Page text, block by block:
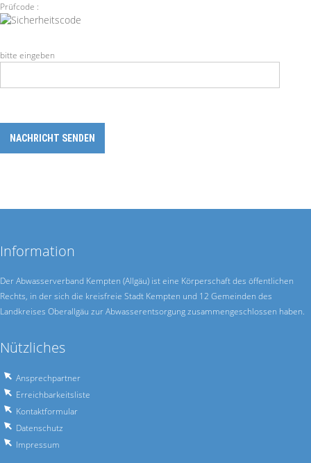
Prüfcode :
bitte eingeben
Information
Der Abwasserverband Kempten (Allgäu) ist eine Körperschaft des öffentlichen
Rechts, in der sich die kreisfreie Stadt Kempten und 12 Gemeinden des
Landkreises Oberallgäu zur Abwasser­entsorgung zusammen­geschlossen haben.
Nützliches
Ansprechpartner
Erreichbarkeitsliste
Kontaktformular
Datenschutz
Impressum